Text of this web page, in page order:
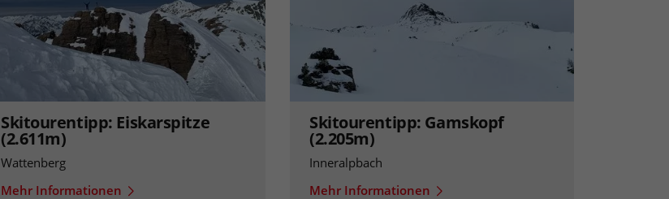
Skitourentipp: Eiskarspitze
(2.611m)
Wattenberg
Mehr Informationen
Skitourentipp: Gamskopf
(2.205m)
Inneralpbach
Mehr Informationen